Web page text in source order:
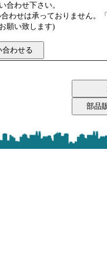
合わせ下さい。
わせは承っておりません。
願い致します)